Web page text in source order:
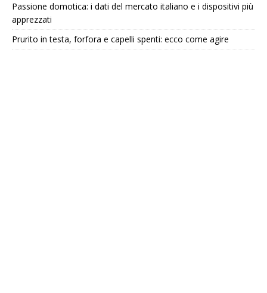
Passione domotica: i dati del mercato italiano e i dispositivi più
apprezzati
Prurito in testa, forfora e capelli spenti: ecco come agire